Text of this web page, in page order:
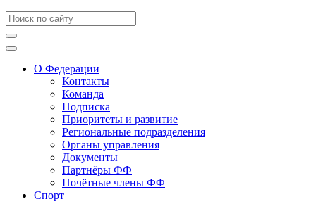
О Федерации
Контакты
Команда
Подписка
Приоритеты и развитие
Региональные подразделения
Органы управления
Документы
Партнёры ФФ
Почётные члены ФФ
Спорт